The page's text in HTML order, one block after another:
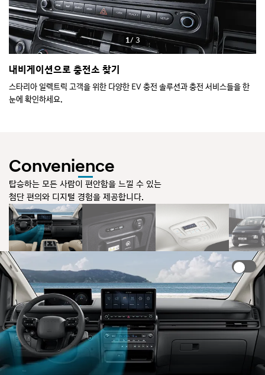
내비게이션으로 충전소 찾기
스타리아 일렉트릭 고객을 위한 다양한 EV 충전 솔루션과 충전 서비스들을 한
눈에 확인하세요.
1/ 3
Convenience
탑승하는 모든 사람이 편안함을 느낄 수 있는
첨단 편의와 디지털 경험을 제공합니다.